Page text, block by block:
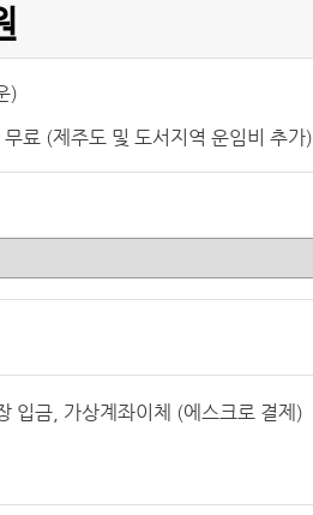
)
료 (제주도 및 도서지역 운임비 추가)
입금, 가상계좌이체 (에스크로 결제)